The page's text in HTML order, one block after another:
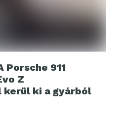
Porsche 911
Z
ki a gyárból